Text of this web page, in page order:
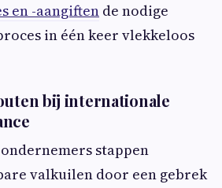
en -aangiften de nodige
in één keer vlekkeloos
bij internationale
stappen
valkuilen door een gebrek